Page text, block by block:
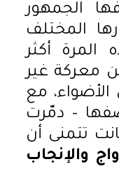
الجمهور
المختلف
أكثر
معركة غير
الأضواء، مع
– دمّرت
تتمنى أن
والإنجاب